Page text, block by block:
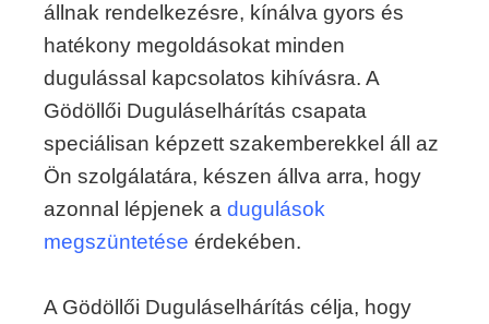
állnak rendelkezésre, kínálva gyors és
hatékony megoldásokat minden
dugulással kapcsolatos kihívásra. A
Gödöllői Duguláselhárítás csapata
speciálisan képzett szakemberekkel áll az
Ön szolgálatára, készen állva arra, hogy
azonnal lépjenek a dugulások
megszüntetése érdekében.
A Gödöllői Duguláselhárítás célja, hogy